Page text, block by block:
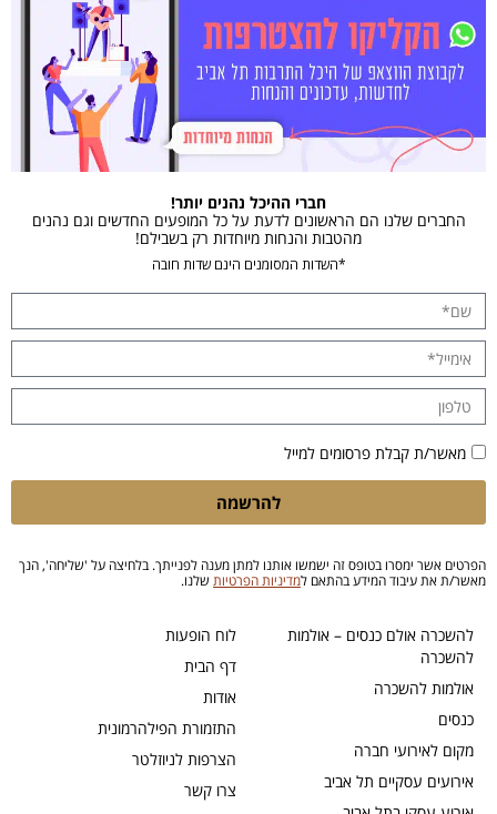
לוח הופעות
דף הבית
אודות
התזמורת הפילהרמונית
הצרפות לניוזלטר
צרו קשר
להשכרה אולם כנסים – אולמות
להשכרה
אולמות להשכרה
כנסים
מקום לאירועי חברה
אירועים עסקיים תל אביב
חברי ההיכל נהנים יותר!
החברים שלנו הם הראשונים לדעת על כל המופעים החדשים וגם נהנים
מהטבות והנחות מיוחדות רק בשבילם!
*השדות המסומנים הינם שדות חובה
מאשר/ת קבלת פרסומים למייל
להרשמה
הפרטים אשר ימסרו בטופס זה ישמשו אותנו למתן מענה לפנייתך. בלחיצה על 'שליחה', הנך
מאשר/ת את עיבוד המידע בהתאם למדיניות הפרטיות שלנו.